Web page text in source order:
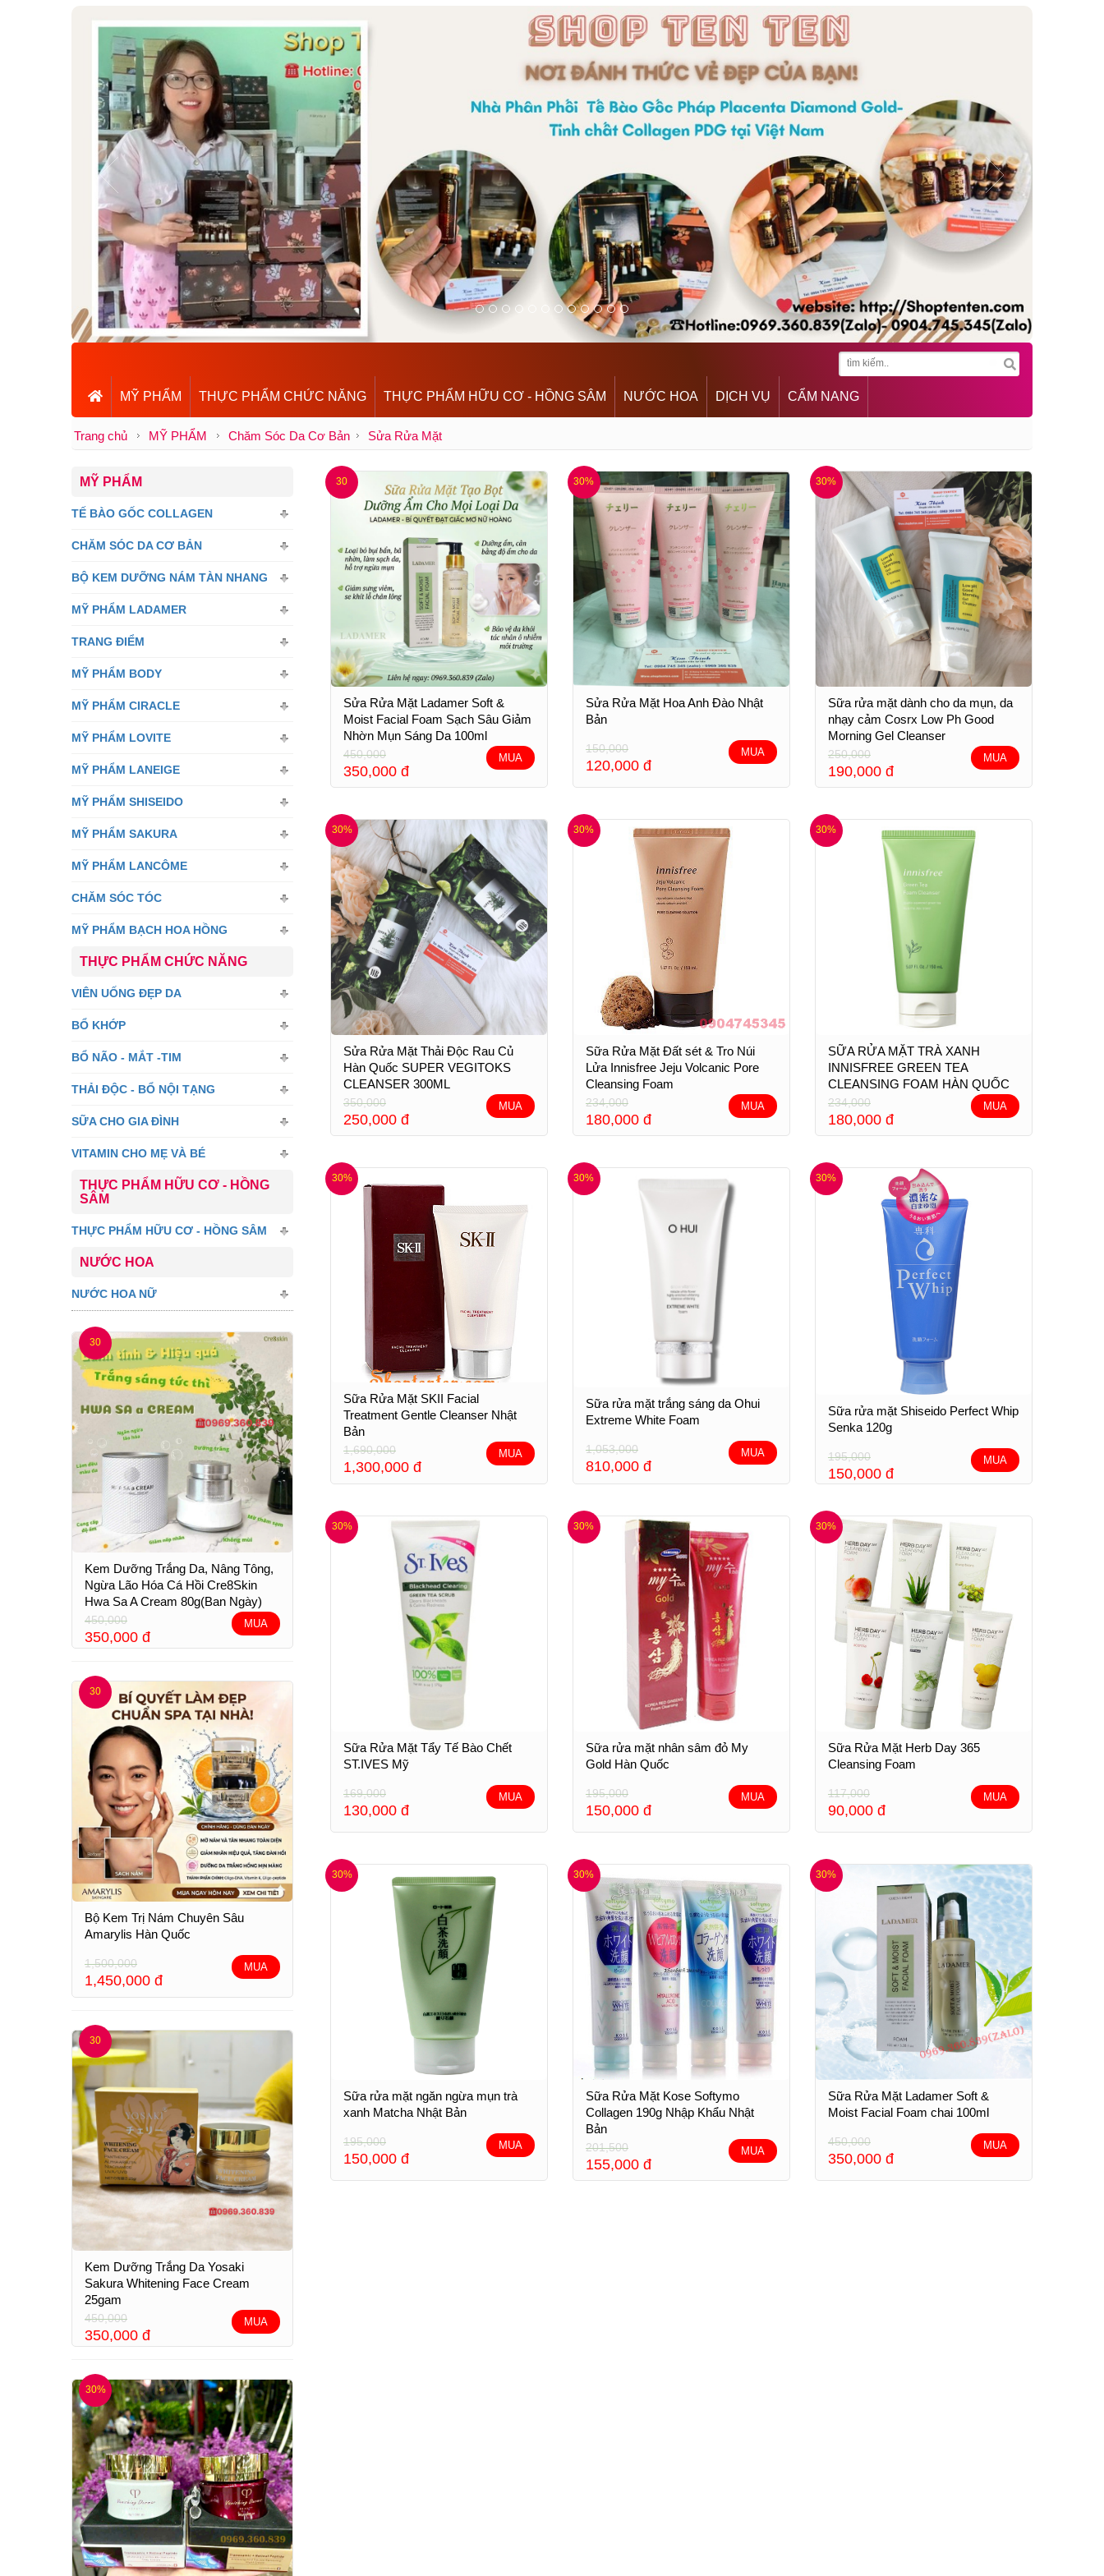
MỸ PHẨM THỰC PHẨM CHỨC NĂNG THỰC PHẨM HỮU CƠ - HỒNG SÂM NƯỚC HOA DỊCH VỤ CẨM NANG
Trang chủ MỸ PHẨM Chăm Sóc Da Cơ Bản Sửa Rửa Mặt
MỸ PHẨM
TẾ BÀO GỐC COLLAGEN
CHĂM SÓC DA CƠ BẢN
BỘ KEM DƯỠNG NÁM TÀN NHANG
MỸ PHẨM LADAMER
TRANG ĐIỂM
MỸ PHẨM BODY
MỸ PHẨM CIRACLE
MỸ PHẨM LOVITE
MỸ PHẨM LANEIGE
MỸ PHẨM SHISEIDO
MỸ PHẨM SAKURA
MỸ PHẨM LANCÔME
CHĂM SÓC TÓC
MỸ PHẨM BẠCH HOA HỒNG
THỰC PHẨM CHỨC NĂNG
VIÊN UỐNG ĐẸP DA
BỔ KHỚP
BỔ NÃO - MẮT -TIM
THẢI ĐỘC - BỔ NỘI TẠNG
SỮA CHO GIA ĐÌNH
VITAMIN CHO MẸ VÀ BÉ
THỰC PHẨM HỮU CƠ - HỒNG
SÂM
THỰC PHẨM HỮU CƠ - HỒNG SÂM
NƯỚC HOA
NƯỚC HOA NỮ
30
Kem Dưỡng Trắng Da, Nâng Tông,
Ngừa Lão Hóa Cá Hồi Cre8Skin
Hwa Sa A Cream 80g(Ban Ngày)
450,000
350,000 đ
MUA
30
Bộ Kem Trị Nám Chuyên Sâu
Amarylis Hàn Quốc
1,500,000
1,450,000 đ
MUA
30
Kem Dưỡng Trắng Da Yosaki
Sakura Whitening Face Cream
25gam
450,000
350,000 đ
MUA
30%
30
Sửa Rửa Mặt Ladamer Soft &
Moist Facial Foam Sạch Sâu Giảm
Nhờn Mụn Sáng Da 100ml
450,000
350,000 đ
MUA
30%
Sửa Rửa Mặt Hoa Anh Đào Nhật
Bản
150,000
120,000 đ
MUA
30%
Sữa rửa mặt dành cho da mụn, da
nhạy cảm Cosrx Low Ph Good
Morning Gel Cleanser
250,000
190,000 đ
MUA
30%
Sửa Rửa Mặt Thải Độc Rau Củ
Hàn Quốc SUPER VEGITOKS
CLEANSER 300ML
350,000
250,000 đ
MUA
30%
Sữa Rửa Mặt Đất sét & Tro Núi
Lửa Innisfree Jeju Volcanic Pore
Cleansing Foam
234,000
180,000 đ
MUA
30%
SỮA RỬA MẶT TRÀ XANH
INNISFREE GREEN TEA
CLEANSING FOAM HÀN QUỐC
234,000
180,000 đ
MUA
30%
Sữa Rửa Mặt SKII Facial
Treatment Gentle Cleanser Nhật
Bản
1,690,000
1,300,000 đ
MUA
30%
Sữa rửa mặt trắng sáng da Ohui
Extreme White Foam
1,053,000
810,000 đ
MUA
30%
Sữa rửa mặt Shiseido Perfect Whip
Senka 120g
195,000
150,000 đ
MUA
30%
Sữa Rửa Mặt Tẩy Tế Bào Chết
ST.IVES Mỹ
169,000
130,000 đ
MUA
30%
Sữa rửa mặt nhân sâm đỏ My
Gold Hàn Quốc
195,000
150,000 đ
MUA
30%
Sữa Rửa Mặt Herb Day 365
Cleansing Foam
117,000
90,000 đ
MUA
30%
Sữa rửa mặt ngăn ngừa mụn trà
xanh Matcha Nhật Bản
195,000
150,000 đ
MUA
30%
Sữa Rửa Mặt Kose Softymo
Collagen 190g Nhập Khẩu Nhật
Bản
201,500
155,000 đ
MUA
30%
Sữa Rửa Mặt Ladamer Soft &
Moist Facial Foam chai 100ml
450,000
350,000 đ
MUA